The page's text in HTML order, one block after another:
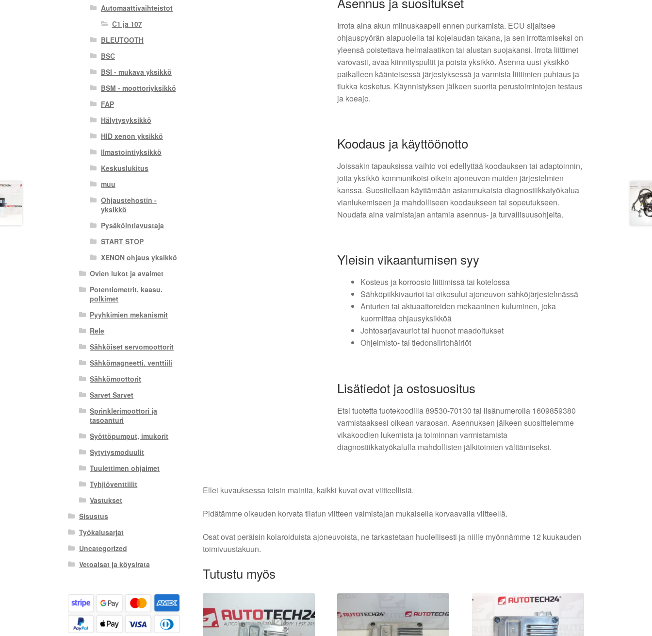
Irrota aina akun miinuskaapeli ennen purkamista. ECU sijaitsee
ohjauspyörän alapuolella tai kojelaudan takana, ja sen irrottamiseksi on
yleensä poistettava helmalaatikon tai alustan suojakansi. Irrota liittimet
varovasti, avaa kiinnityspultit ja poista yksikkö. Asenna uusi yksikkö
paikalleen käänteisessä järjestyksessä ja varmista liittimien puhtaus ja
tiukka kosketus. Käynnistyksen jälkeen suorita perustoimintojen testaus
ja koeajo.
Koodaus ja käyttöönotto
Joissakin tapauksissa vaihto voi edellyttää koodauksen tai adaptoinnin,
jotta yksikkö kommunikoisi oikein ajoneuvon muiden järjestelmien
kanssa. Suositellaan käyttämään asianmukaista diagnostiikkatyökalua
vianlukemiseen ja mahdolliseen koodaukseen tai sopeutukseen.
Noudata aina valmistajan antamia asennus- ja turvallisuusohjeita.
Yleisin vikaantumisen syy
Kosteus ja korroosio liittimissä tai kotelossa
Sähköpiikkivauriot tai oikosulut ajoneuvon sähköjärjestelmässä
Anturien tai aktuaattoreiden mekaaninen kuluminen, joka
kuormittaa ohjausyksikköä
Johtosarjavauriot tai huonot maadoitukset
Ohjelmisto- tai tiedonsiirtohäiriöt
Lisätiedot ja ostosuositus
Etsi tuotetta tuotekoodilla 89530-70130 tai lisänumerolla 1609859380
varmistaaksesi oikean varaosan. Asennuksen jälkeen suosittelemme
vikakoodien lukemista ja toiminnan varmistamista
diagnostiikkatyökalulla mahdollisten jälkitoimien välttämiseksi.
Ellei kuvauksessa toisin mainita, kaikki kuvat ovat viitteellisiä.
Pidätämme oikeuden korvata tilatun viitteen valmistajan mukaisella korvaavalla viitteellä.
Osat ovat peräisin kolaroiduista ajoneuvoista, ne tarkastetaan huolellisesti ja niille myönnämme 12 kuukauden
toimivuustakuun.
Tutustu myös
Automaattivaihteistot
C1 ja 107
BLEUTOOTH
BSC
BSI - mukava yksikkö
BSM - moottoriyksikkö
FAP
Hälytysyksikkö
HID xenon yksikkö
Ilmastointiyksikkö
Keskuslukitus
muu
Ohjaustehostin -
yksikkö
Pysäköintiavustaja
START STOP
XENON ohjaus yksikkö
Ovien lukot ja avaimet
Potentiometrit, kaasu.
polkimet
Pyyhkimien mekanismit
Rele
Sähköiset servomoottorit
Sähkömagneetti. venttiili
Sähkömoottorit
Sarvet Sarvet
Sprinklerimoottori ja
tasoanturi
Syöttöpumput, imukorit
Sytytysmoduulit
Tuulettimen ohjaimet
Tyhjiöventtiilit
Vastukset
Sisustus
Työkalusarjat
Uncategorized
Vetoaisat ja köysirata